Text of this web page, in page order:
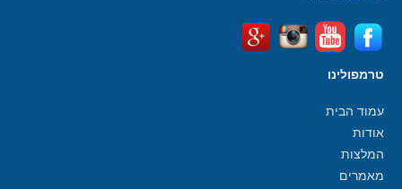
טרמפולינו
עמוד הבית
אודות
המלצות
מאמרים